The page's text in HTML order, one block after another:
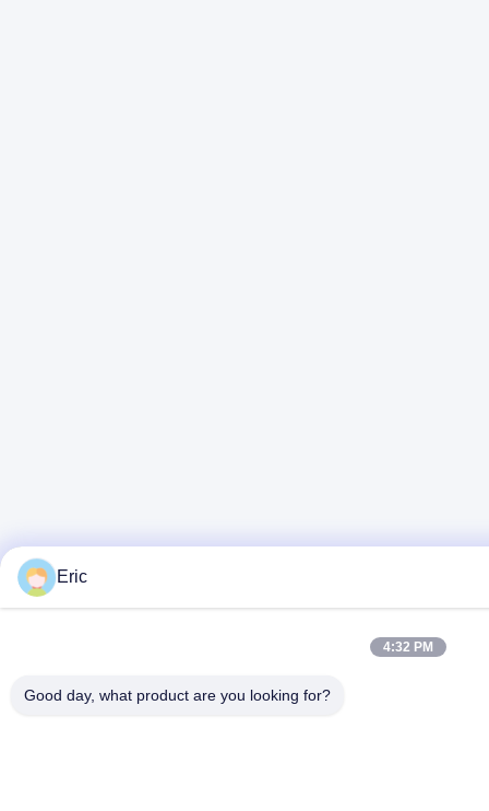
Eric
4:32 PM
Good day, what product are you looking for?